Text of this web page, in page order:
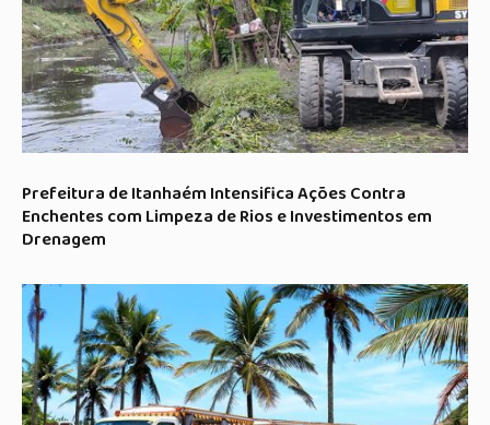
Prefeitura de Itanhaém Intensifica Ações Contra
Enchentes com Limpeza de Rios e Investimentos em
Drenagem